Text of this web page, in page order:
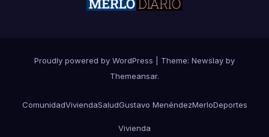
Proudly powered by WordPress Theme: Newslay by
Themeansar.
ComunidadViviendaSaludGustavo MenéndezMerloDeportes
Vivienda